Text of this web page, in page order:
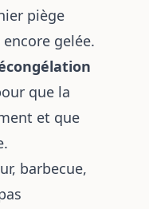
piège
gelée.
que la
et que
barbecue,